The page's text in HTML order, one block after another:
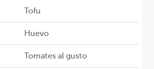
Tofu
Huevo
Tomates al gusto